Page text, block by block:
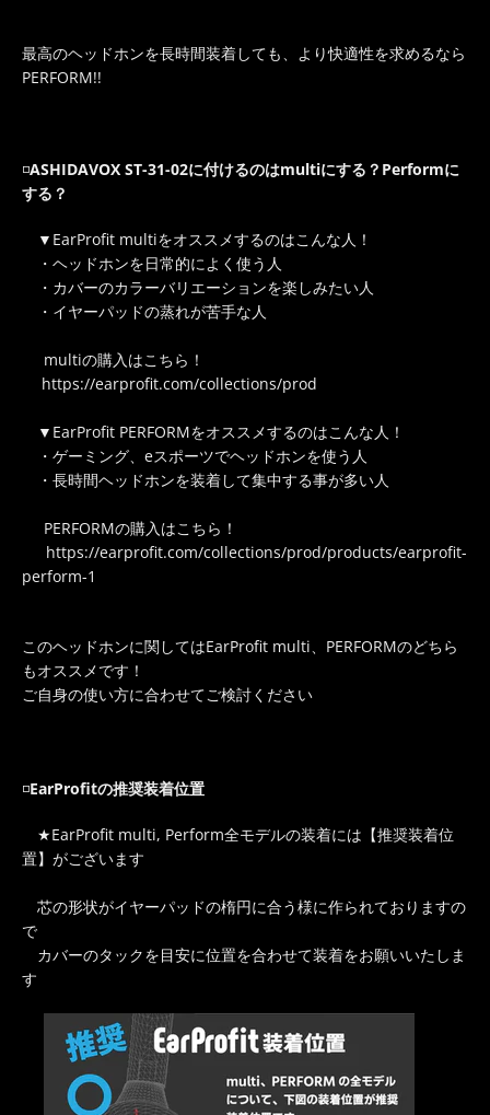
最高のヘッドホンを長時間装着しても、より快適性を求めるなら
PERFORM!!
◽️ASHIDAVOX ST-31-02に付けるのはmultiにする？Performに
する？
▼EarProfit multiをオススメするのはこんな人！
・ヘッドホンを日常的によく使う人
・カバーのカラーバリエーションを楽しみたい人
・イヤーパッドの蒸れが苦手な人
multiの購入はこちら！
https://earprofit.com/collections/prod
▼EarProfit PERFORMをオススメするのはこんな人！
・ゲーミング、eスポーツでヘッドホンを使う人
・長時間ヘッドホンを装着して集中する事が多い人
PERFORMの購入はこちら！
https://earprofit.com/collections/prod/products/earprofit-
perform-1
このヘッドホンに関してはEarProfit multi、PERFORMのどちら
もオススメです！
ご自身の使い方に合わせてご検討ください
◽️EarProfitの推奨装着位置
★EarProfit multi, Perform全モデルの装着には【推奨装着位
置】がございます
芯の形状がイヤーパッドの楕円に合う様に作られておりますの
で
カバーのタックを目安に位置を合わせて装着をお願いいたしま
す